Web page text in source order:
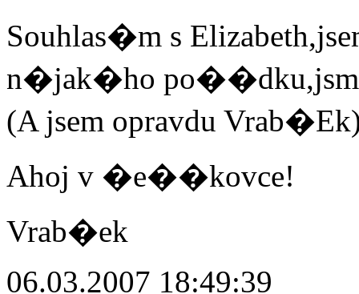
Souhlas�m s
n�jak�ho
(A jsem opravdu
Ahoj v �e��kovce!
Vrab�ek
06.03.2007 18:49:39